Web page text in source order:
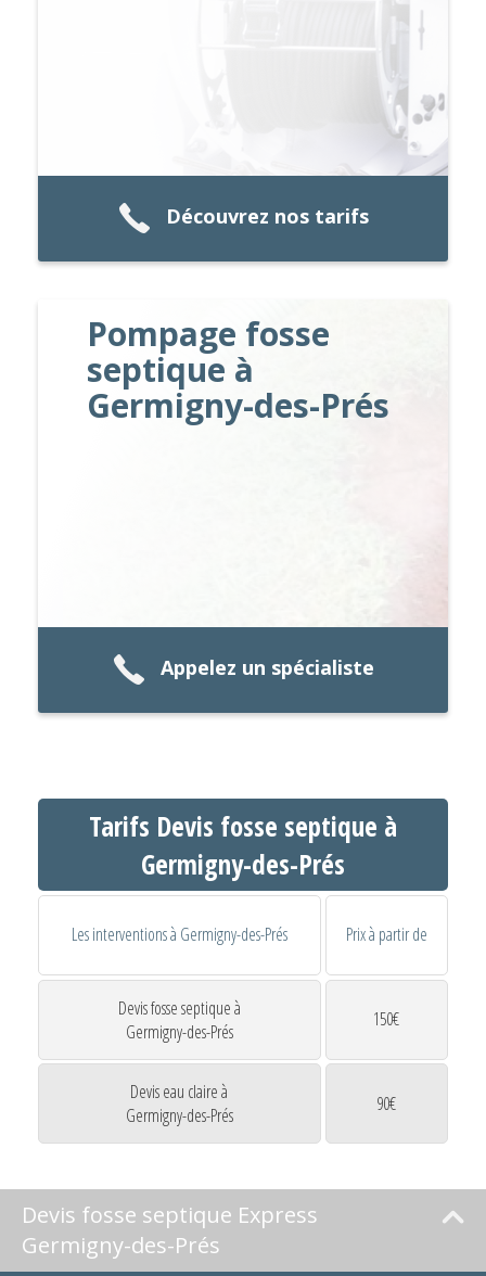
Découvrez nos tarifs
Pompage fosse
septique à
Germigny-des-Prés
Appelez un spécialiste
Tarifs Devis fosse septique à
Germigny-des-Prés
Les interventions à Germigny-des-Prés Prix à partir de
Devis fosse septique à
Germigny-des-Prés
150€
Devis eau claire à
Germigny-des-Prés
90€
Devis fosse septique Express
Germigny-des-Prés